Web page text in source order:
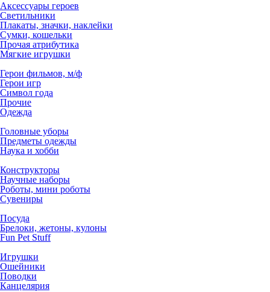
Аксессуары героев
Светильники
Плакаты, значки, наклейки
Сумки, кошельки
Прочая атрибутика
Мягкие игрушки
Герои фильмов, м/ф
Герои игр
Символ года
Прочие
Одежда
Головные уборы
Предметы одежды
Наука и хобби
Конструкторы
Научные наборы
Роботы, мини роботы
Сувениры
Посуда
Брелоки, жетоны, кулоны
Fun Pet Stuff
Игрушки
Ошейники
Поводки
Канцелярия